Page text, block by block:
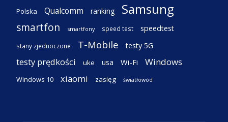
Polska Qualcomm ranking Samsung
smartfon smartfony speed test speedtest
stany zjednoczone T-Mobile testy 5G
testy prędkości uke usa Wi-Fi Windows
Windows 10 xiaomi zasięg światłowód